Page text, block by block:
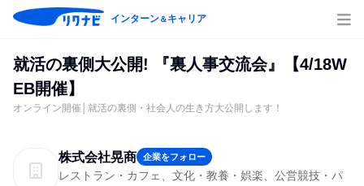
インターン＆キャリア
就活の裏側大公開! 『裏人事交流会』【4/18W
EB開催】
オンライン開催│就活の裏側・社会人の生き方大公開します！
株式会社晃商 企業をフォロー
レストラン・カフェ、文化・教養・娯楽、公営競技・パ